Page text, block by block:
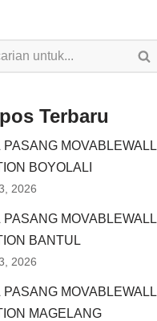
Terbaru
PASANG MOVABLEWALL
BOYOLALI
2026
PASANG MOVABLEWALL
BANTUL
2026
PASANG MOVABLEWALL
MAGELANG